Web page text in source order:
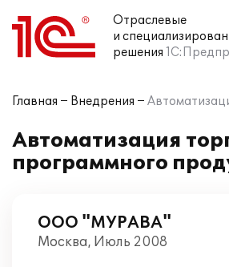
Отраслевые
и
решения
Главная Внедрения
Автоматизация
программного
ООО "МУРАВА"
Москва, Июль 2008